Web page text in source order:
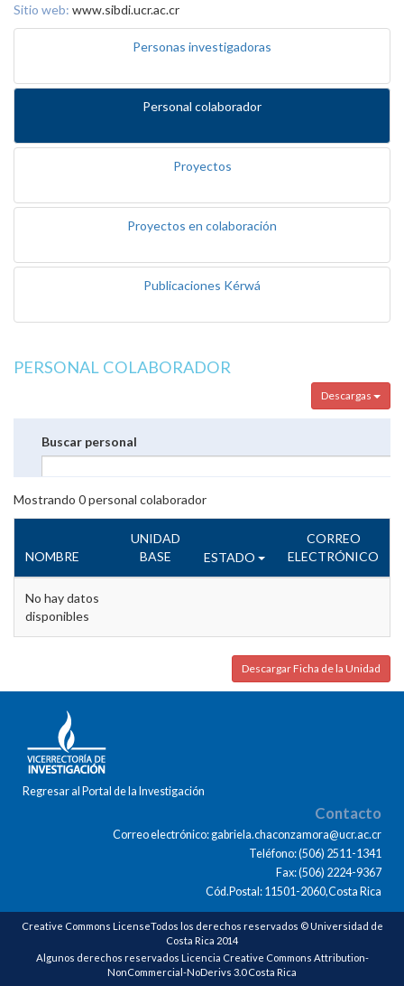
Sitio web: www.sibdi.ucr.ac.cr
Personas investigadoras
Personal colaborador
Proyectos
Proyectos en colaboración
Publicaciones Kérwá
PERSONAL COLABORADOR
Descargas
Buscar personal
Mostrando 0personal colaborador
NOMBRE
UNIDAD
BASE
ESTADO
CORREO
ELECTRÓNICO
No hay datos
disponibles
Descargar Ficha de la Unidad
Regresar al Portal de la Investigación
Contacto
Correo electrónico: gabriela.chaconzamora@ucr.ac.cr
Teléfono: (506) 2511-1341
Fax: (506) 2224-9367
Cód.Postal: 11501-2060,Costa Rica
Creative Commons LicenseTodos los derechos reservados © Universidad de
Costa Rica 2014
Algunos derechos reservados Licencia Creative Commons Attribution-
NonCommercial-NoDerivs 3.0 Costa Rica